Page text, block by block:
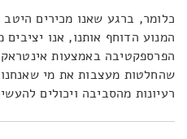
כלומר, ברגע שאנו מכירים
המנוע הדוחף אותנו, אנו
הפרספקטיבה באמצעות
שהחלטות מעצבות את מי
רעיונות מהסביבה ויכולים